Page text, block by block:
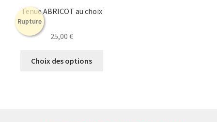
Rupture
Tenue ABRICOT au choix
25,00 €
Choix des options